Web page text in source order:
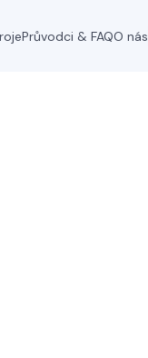
Průvodci & FAQO nás